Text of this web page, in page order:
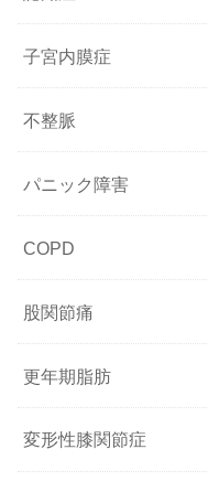
子宮内膜症
不整脈
パニック障害
COPD
股関節痛
更年期脂肪
変形性膝関節症